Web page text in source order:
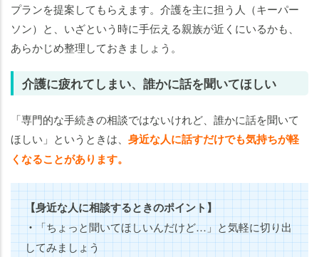
プランを提案してもらえます。介護を主に担う人（キーパー
ソン）と、いざという時に手伝える親族が近くにいるかも、
あらかじめ整理しておきましょう。
介護に疲れてしまい、誰かに話を聞いてほしい
「専門的な手続きの相談ではないけれど、誰かに話を聞いて
ほしい」というときは、 身近な人に話すだけでも気持ちが軽
くなることがあります。
【身近な人に相談するときのポイント】
・「ちょっと聞いてほしいんだけど…」と気軽に切り出
してみましょう